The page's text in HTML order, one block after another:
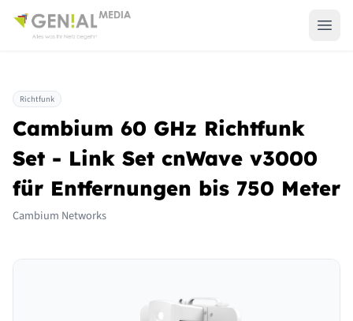
Richtfunk
Cambium 60 GHz Richtfunk
Set - Link Set cnWave v3000
für Entfernungen bis 750 Meter
Cambium Networks